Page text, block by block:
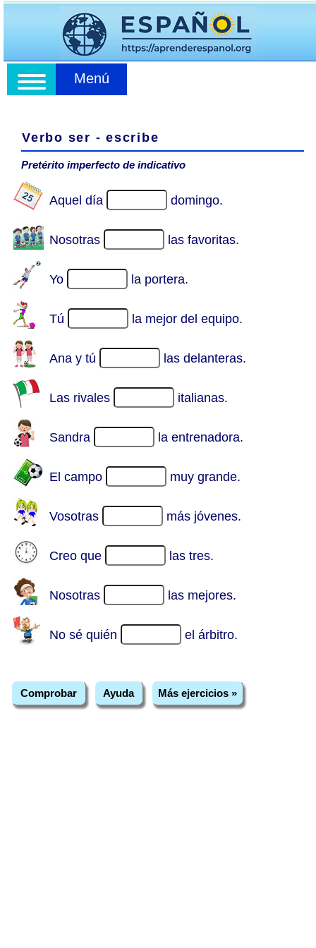
Menú
Verbo ser - escribe
Pretérito imperfecto de indicativo
Aquel día domingo.
Nosotras las favoritas.
Yo la portera.
Tú la mejor del equipo.
Ana y tú las delanteras.
Las rivales italianas.
Sandra la entrenadora.
El campo muy grande.
Vosotras más jóvenes.
Creo que las tres.
Nosotras las mejores.
No sé quién el árbitro.
Comprobar Ayuda Más ejercicios »